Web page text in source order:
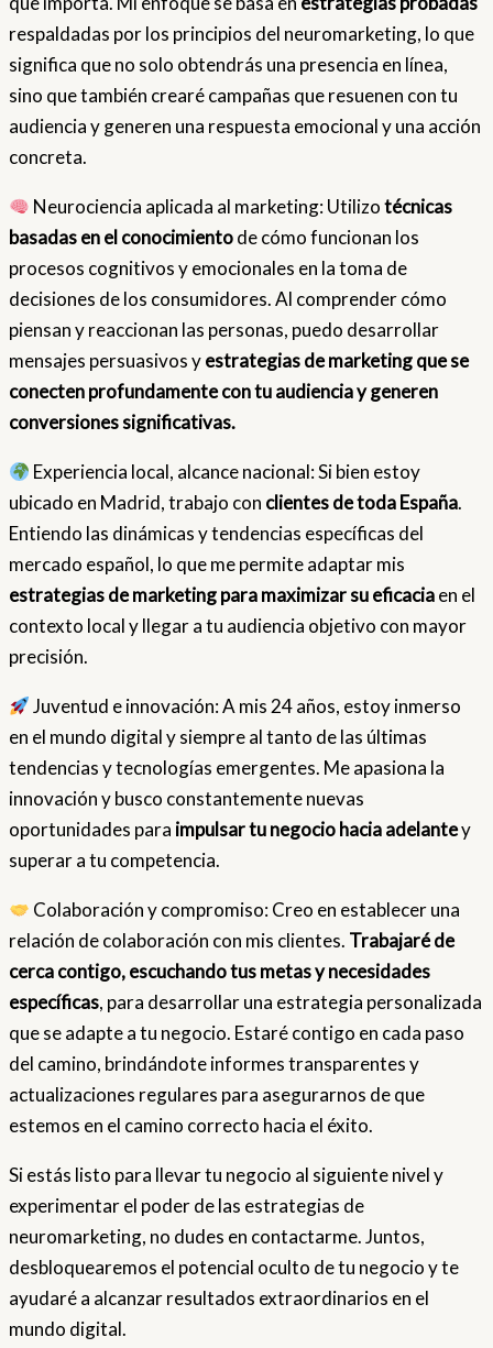
respaldadas por los principios del neuromarketing, lo que
significa que no solo obtendrás una presencia en línea,
sino que también crearé campañas que resuenen con tu
audiencia y generen una respuesta emocional y una acción
concreta.
Neurociencia aplicada al marketing: Utilizotécnicas
basadas en el conocimientode cómo funcionan los
procesos cognitivos y emocionales en la toma de
decisiones de los consumidores. Al comprender cómo
piensan y reaccionan las personas, puedo desarrollar
mensajes persuasivos yestrategias de marketing que se
conecten profundamente con tu audiencia y generen
conversiones significativas.
Experiencia local, alcance nacional: Si bien estoy
ubicado en Madrid, trabajo con clientes de toda España.
Entiendo las dinámicas y tendencias específicas del
mercado español, lo que me permite adaptar mis
estrategias de marketing para maximizar su eficaciaen el
contexto local y llegar a tu audiencia objetivo con mayor
precisión.
Juventud e innovación: A mis 24 años, estoy inmerso
en el mundo digital y siempre al tanto de las últimas
tendencias y tecnologías emergentes. Me apasiona la
innovación y busco constantemente nuevas
oportunidades para impulsar tu negocio hacia adelantey
superar a tu competencia.
Colaboración y compromiso: Creo en establecer una
relación de colaboración con mis clientes. Trabajaré de
cerca contigo, escuchando tus metas y necesidades
específicas, para desarrollar una estrategia personalizada
que se adapte a tu negocio. Estaré contigo en cada paso
del camino, brindándote informes transparentes y
actualizaciones regulares para asegurarnos de que
estemos en el camino correcto hacia el éxito.
Si estás listo para llevar tu negocio al siguiente nivel y
experimentar el poder de las estrategias de
neuromarketing, no dudes en contactarme. Juntos,
desbloquearemos el potencial oculto de tu negocio y te
ayudaré a alcanzar resultados extraordinarios en el
mundo digital.